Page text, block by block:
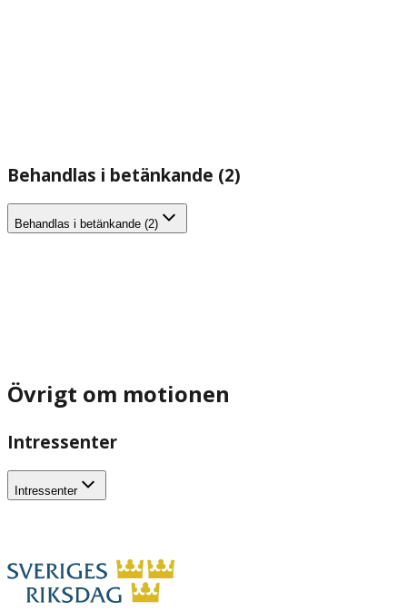
Behandlas i betänkande (2)
Behandlas i betänkande (2)
Övrigt om motionen
Intressenter
Intressenter